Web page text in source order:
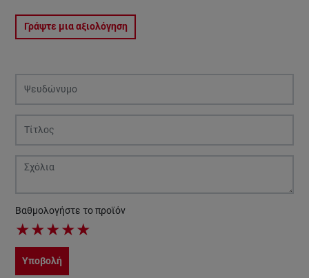
Γράψτε μια αξιολόγηση
Βαθμολογήστε το προϊόν
★★★★★
Υποβολή